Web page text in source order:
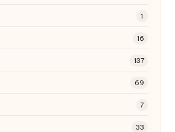
1
16
137
69
7
33